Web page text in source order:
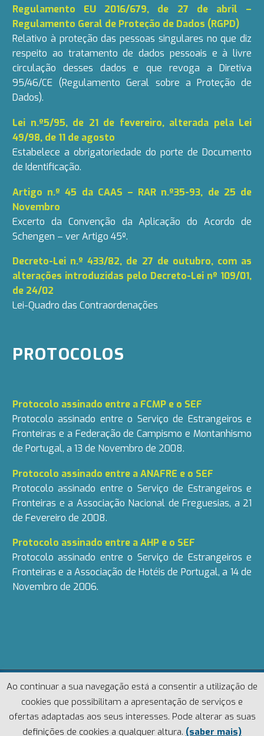
Regulamento EU 2016/679, de 27 de abril –
Regulamento Geral de Proteção de Dados (RGPD)
Relativo à proteção das pessoas singulares no que diz
respeito ao tratamento de dados pessoais e à livre
circulação desses dados e que revoga a Diretiva
95/46/CE (Regulamento Geral sobre a Proteção de
Dados).
Lei n.º5/95, de 21 de fevereiro, alterada pela Lei
49/98, de 11 de agosto
Estabelece a obrigatoriedade do porte de Documento
de Identificação.
Artigo n.º 45 da CAAS – RAR n.º35-93, de 25 de
Novembro
Excerto da Convenção da Aplicação do Acordo de
Schengen – ver Artigo 45º.
Decreto-Lei n.º 433/82, de 27 de outubro, com as
alterações introduzidas pelo Decreto-Lei nº 109/01,
de 24/02
Lei-Quadro das Contraordenações
PROTOCOLOS
Protocolo assinado entre a FCMP e o SEF
Protocolo assinado entre o Serviço de Estrangeiros e
Fronteiras e a Federação de Campismo e Montanhismo
de Portugal, a 13 de Novembro de 2008.
Protocolo assinado entre a ANAFRE e o SEF
Protocolo assinado entre o Serviço de Estrangeiros e
Fronteiras e a Associação Nacional de Freguesias, a 21
de Fevereiro de 2008.
Protocolo assinado entre a AHP e o SEF
Protocolo assinado entre o Serviço de Estrangeiros e
Fronteiras e a Associação de Hotéis de Portugal, a 14 de
Novembro de 2006.
Regime Geral de Proteção de Dados
Ao continuar a sua navegação está a consentir a utilização de
cookies que possibilitam a apresentação de serviços e
ofertas adaptadas aos seus interesses. Pode alterar as suas
definições de cookies a qualquer altura. (saber mais)